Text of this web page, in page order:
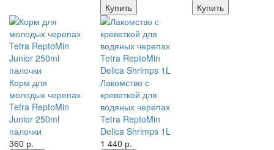
Купить
Купить
Корм для
молодых черепах
Tetra ReptoMin
Junior 250ml
палочки
360 р.
Лакомство с
креветкой для
водяных черепах
Tetra ReptoMin
Delica Shrimps 1L
1 440 р.